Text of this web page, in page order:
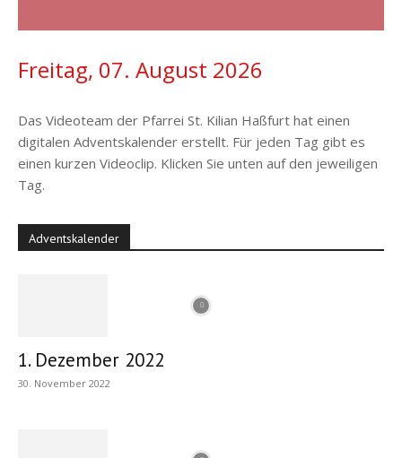
2022
Freitag, 07. August 2026
Das Videoteam der Pfarrei St. Kilian Haßfurt hat einen
digitalen Adventskalender erstellt. Für jeden Tag gibt es
einen kurzen Videoclip. Klicken Sie unten auf den jeweiligen
Tag.
Adventskalender
1. Dezember 2022
30. November 2022